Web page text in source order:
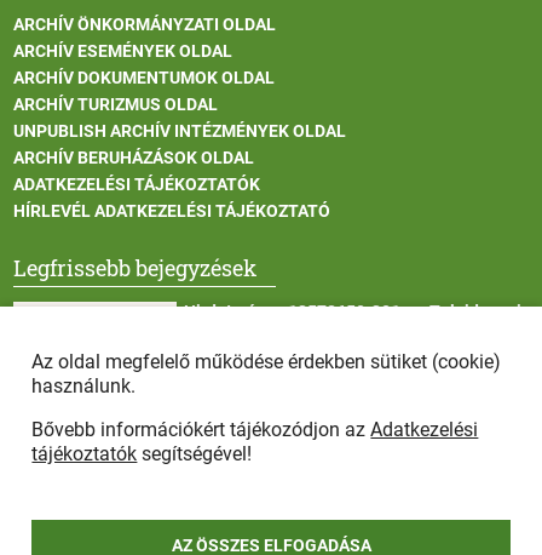
ARCHÍV ÖNKORMÁNYZATI OLDAL
ARCHÍV ESEMÉNYEK OLDAL
ARCHÍV DOKUMENTUMOK OLDAL
ARCHÍV TURIZMUS OLDAL
UNPUBLISH ARCHÍV INTÉZMÉNYEK OLDAL
ARCHÍV BERUHÁZÁSOK OLDAL
ADATKEZELÉSI TÁJÉKOZTATÓK
HÍRLEVÉL ADATKEZELÉSI TÁJÉKOZTATÓ
Legfrissebb bejegyzések
Hirdetmény - 13572650-301 sz. Tulajdonosi
II. fokú hőségriasztás
Az oldal megfelelő működése érdekben sütiket (cookie)
használunk.
Bővebb információkért tájékozódjon azAdatkezelési
tájékoztatók segítségével!
AZ ÖSSZES ELFOGADÁSA